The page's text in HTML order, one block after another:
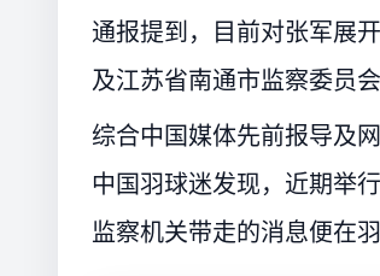
通报提到，目前对张军展
及江苏省南通市监察委员会
综合中国媒体先前报导及
中国羽球迷发现，近期举
监察机关带走的消息便在